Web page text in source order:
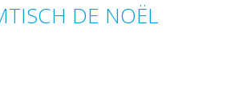
DE NOËL